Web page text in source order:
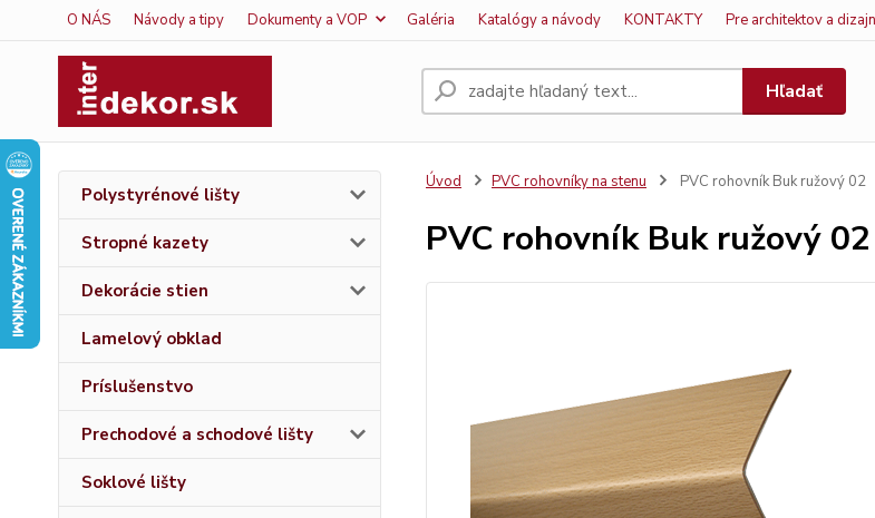
O NÁS Návody a tipy Dokumenty a VOP Galéria Katalógy a návody KONTAKTY Pre architektov a
Hľadať
Polystyrénové lišty
Stropné kazety
Dekorácie stien
Lamelový obklad
Príslušenstvo
Prechodové a schodové lišty
Soklové lišty
Úvod PVC rohovníky na stenu PVC rohovník Buk ružový 02
PVC rohovník Buk ružový 02